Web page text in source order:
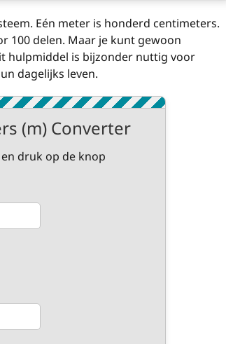
Eén meter is honderd centimeters.
100 delen. Maar je kunt gewoon
hulpmiddel is bijzonder nuttig voor
dagelijks leven.
(m) Converter
druk op de knop